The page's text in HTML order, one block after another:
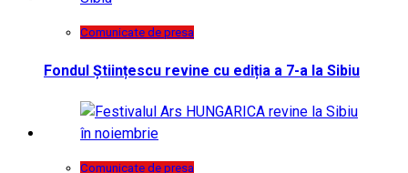
Comunicate de presa
Fondul Științescu revine cu ediția a 7-a la Sibiu
Comunicate de presa